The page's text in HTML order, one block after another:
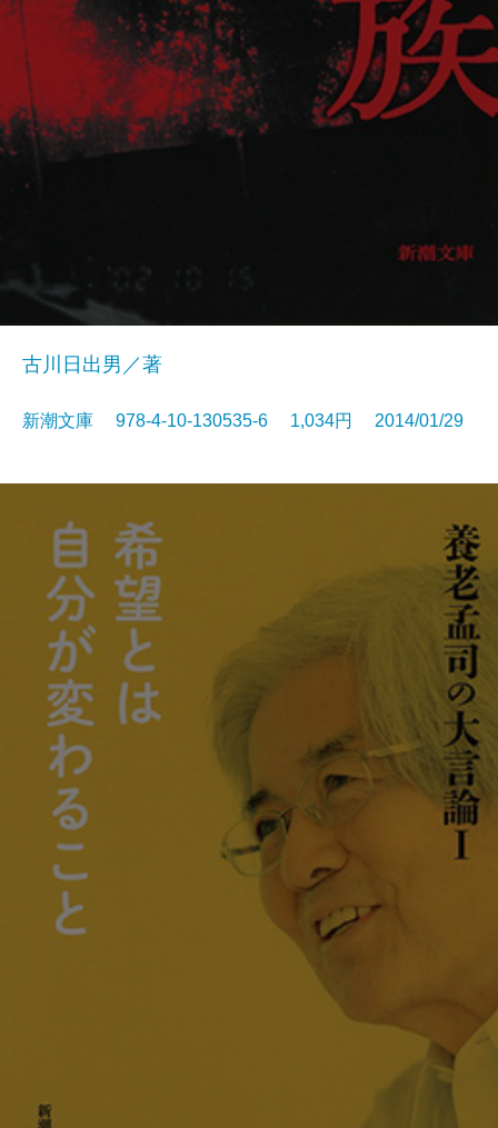
古川日出男／著
新潮文庫 978-4-10-130535-6 1,034円 2014/01/29